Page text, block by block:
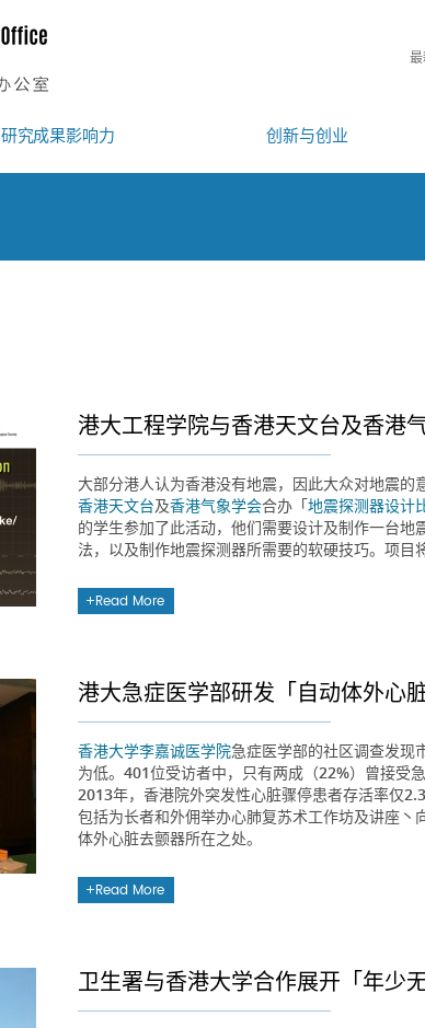
研究成果影响力 创新与创业
港大工程学院与香港天文台及香港
大部分港人认为香港没有地震，因此大众对地震
香港天文台及香港气象学会合办「地震探测器设计
的学生参加了此活动，他们需要设计及制作一台
法，以及制作地震探测器所需要的软硬技巧。项目
Read More
港大急症医学部研发「自动体外心
香港大学李嘉诚医学院急症医学部的社区调查发现
为低。401位受访者中，只有两成（22%）曾接受
2013年，香港院外突发性心脏骤停患者存活率仅
包括为长者和外佣举办心肺复苏术工作坊及讲座
体外心脏去颤器所在之处。
Read More
卫生署与香港大学合作展开「年少